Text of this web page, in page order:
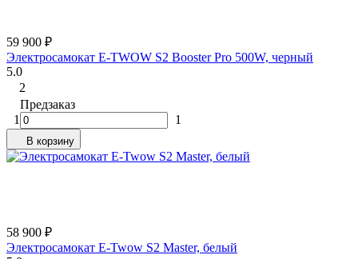
59 900 ₽
Электросамокат E-TWOW S2 Booster Pro 500W, черный
5.0
2
Предзаказ
1
1
В корзину
58 900 ₽
Электросамокат E-Twow S2 Master, белый